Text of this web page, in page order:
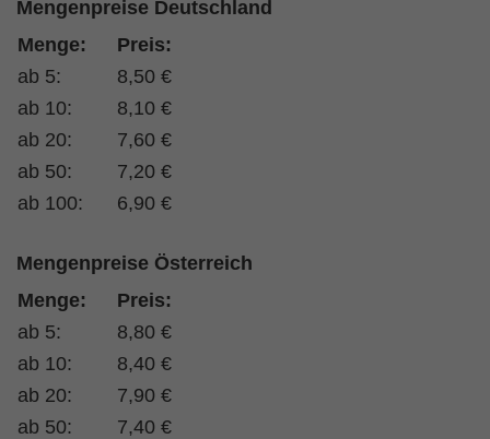
Mengenpreise Deutschland
Menge:
Preis:
ab 5:
8,50 €
ab 10:
8,10 €
ab 20:
7,60 €
ab 50:
7,20 €
ab 100:
6,90 €
Mengenpreise Österreich
Menge:
Preis:
ab 5:
8,80 €
ab 10:
8,40 €
ab 20:
7,90 €
ab 50:
7,40 €